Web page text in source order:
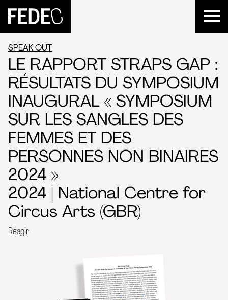
FEDEC
SPEAK OUT
LE RAPPORT STRAPS GAP :
RÉSULTATS DU SYMPOSIUM
INAUGURAL « SYMPOSIUM
SUR LES SANGLES DES
FEMMES ET DES
PERSONNES NON BINAIRES
2024 »
2024 | National Centre for
Circus Arts (GBR)
Réagir